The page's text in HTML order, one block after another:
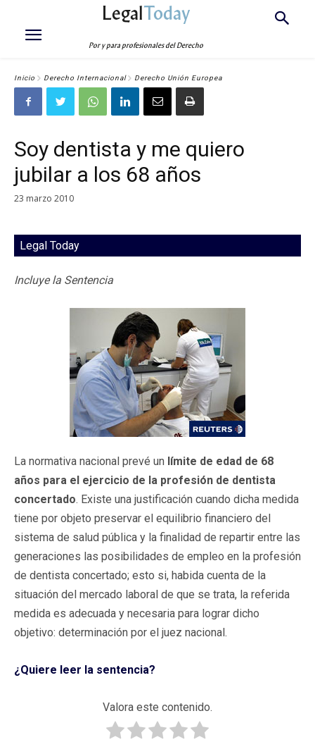
LegalToday
Por y para profesionales del Derecho
Inicio Derecho Internacional Derecho Unión Europea
Soy dentista y me quiero
jubilar a los 68 años
23 marzo 2010
Legal Today
Incluye la Sentencia
La normativa nacional prevé un límite de edad de 68
años para el ejercicio de la profesión de dentista
concertado. Existe una justificación cuando dicha medida
tiene por objeto preservar el equilibrio financiero del
sistema de salud pública y la finalidad de repartir entre las
generaciones las posibilidades de empleo en la profesión
de dentista concertado; esto si, habida cuenta de la
situación del mercado laboral de que se trata, la referida
medida es adecuada y necesaria para lograr dicho
objetivo: determinación por el juez nacional.
¿Quiere leer la sentencia?
Valora este contenido.